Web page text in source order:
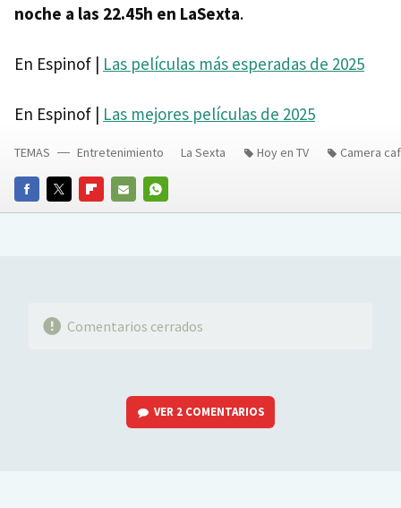
noche a las 22.45h en LaSexta.
En Espinof | Las películas más esperadas de 2025
En Espinof | Las mejores películas de 2025
FACEBOOKTWITTERFLIPBOARD
E-
WHATSAPP
TEMAS Entretenimiento La Sexta Hoy en TV Camera
Comentarios cerrados
VER 2 COMENTARIOS